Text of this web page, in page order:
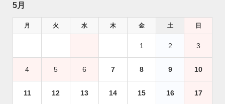
5月
月 火 水 木 金 土 日
1 2 3
4 5 6 7 8 9 10
11 12 13 14 15 16 17